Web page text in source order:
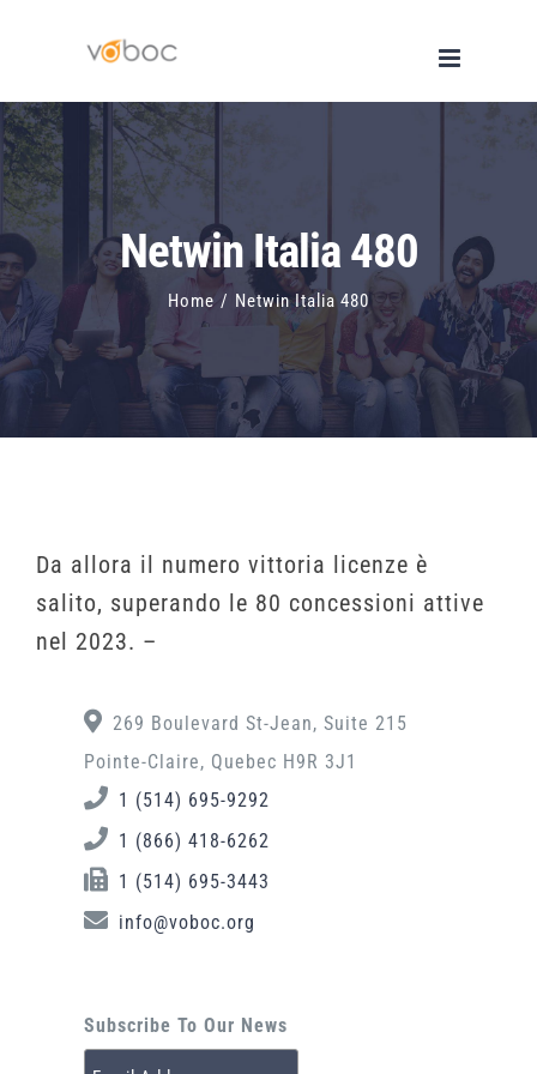
content
Netwin Italia 480
Home / Netwin Italia 480
Da allora il numero vittoria licenze è
salito, superando le 80 concessioni attive
nel 2023. –
269 Boulevard St-Jean, Suite 215
Pointe-Claire, Quebec H9R 3J1
1 (514) 695-9292
1 (866) 418-6262
1 (514) 695-3443
info@voboc.org
Subscribe To Our News